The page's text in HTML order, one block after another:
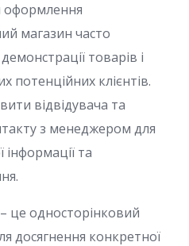
магазин часто
товарів і
потенційних клієнтів.
відвідувача та
з менеджером для
та
це односторінковий
досягнення конкретної